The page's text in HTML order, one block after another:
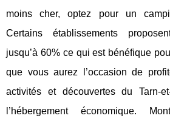
moins cher, optez pour un
Certains établissements
jusqu’à 60% ce qui est bénéfique
que vous aurez l’occasion de
activités et découvertes du Tarn-
l’hébergement économique.